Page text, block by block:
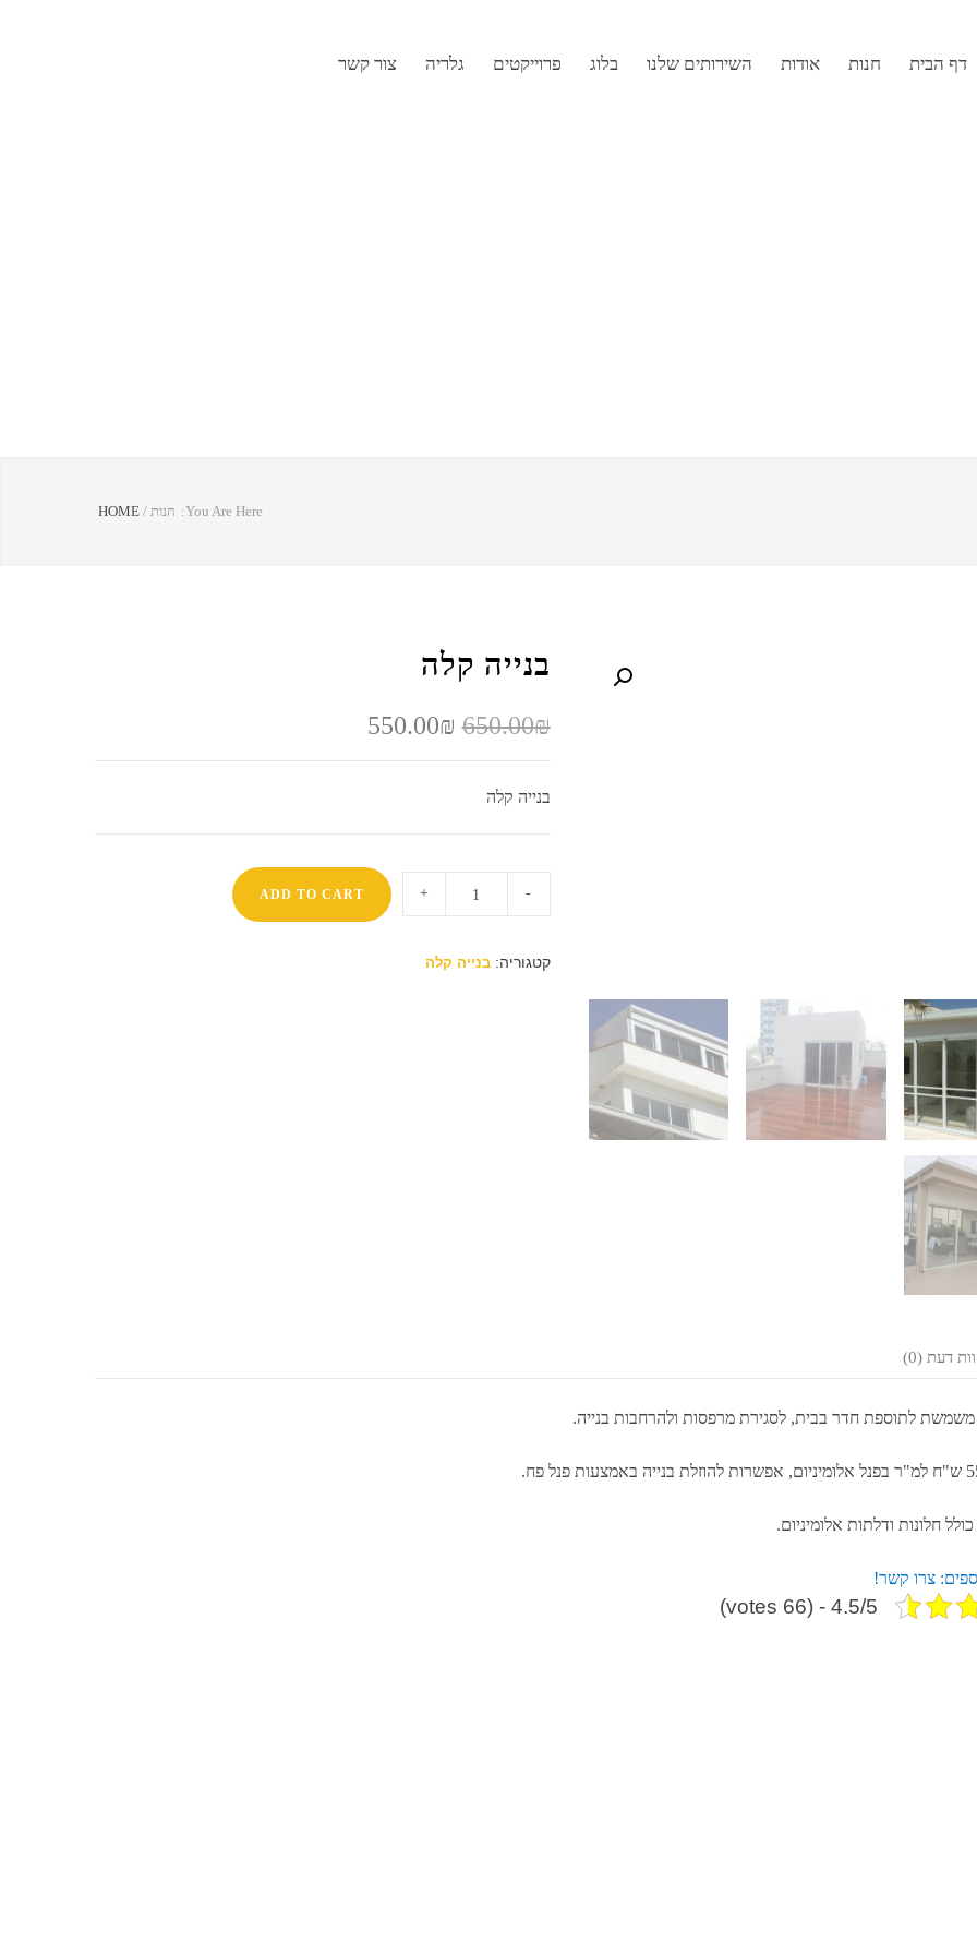
דף הבית חנות אודות השירותים שלנו בלוג פרוייקטים גלריה צור קשר
You Are Here:
HOME / חנות
בנייה קלה
650.00₪
המחיר
550.00₪
בנייה קלה
קלה
ADD TO CART
קטגוריה:בנייה קלה
דעת (0)
משמשת לתוספת חדר בבית, לסגירת מרפסות ולהרחבות בנייה.
ש"ח למ"ר בפנל אלומיניום, אפשרות להוזלת בנייה באמצעות פנל פח.
חלונות ודלתות אלומיניום.
: צרו קשר!
4.5/5 - (66 votes)